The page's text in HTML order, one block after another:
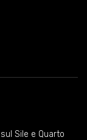
Sile e Quarto